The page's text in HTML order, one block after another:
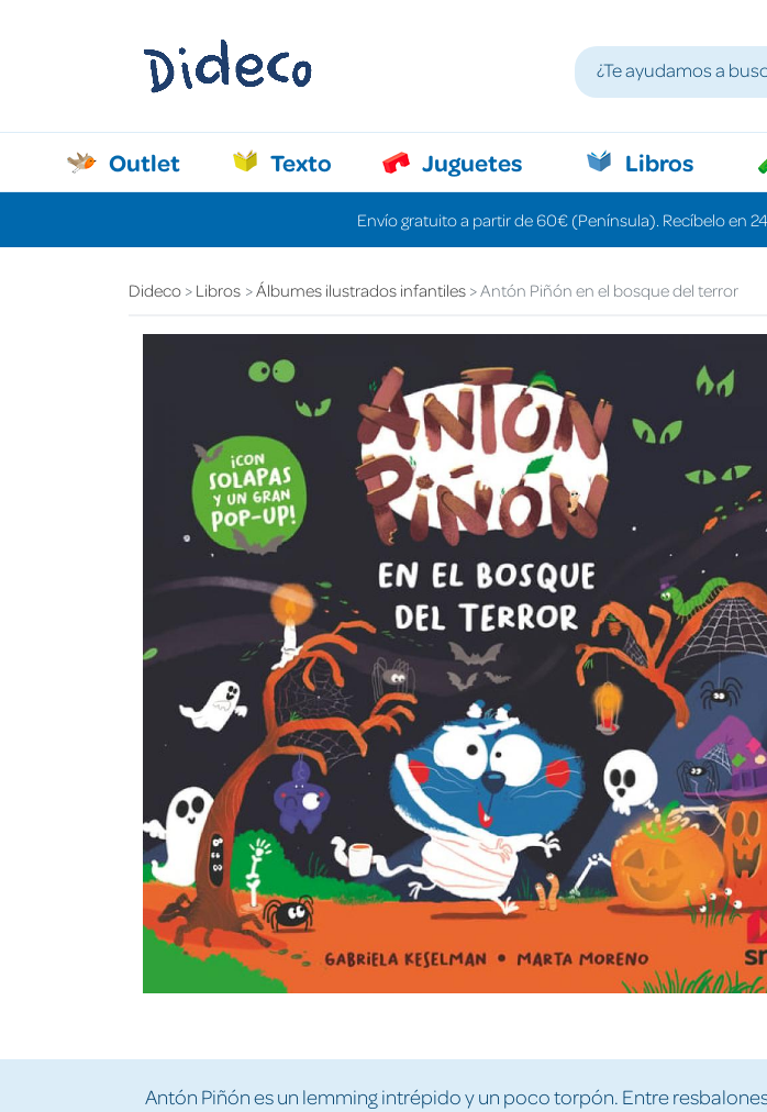
Outlet Texto Juguetes Libros
Envío gratuito a partir de 60€ (Península). Recíbelo en
Dideco Libros Álbumes ilustrados infantiles Antón Piñón en el bosque del terror
Antón Piñón es un lemming intrépido y un poco torpón. Entre